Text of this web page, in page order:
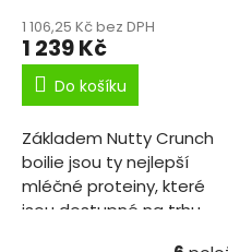
1 106,25 Kč bez DPH
1 239 Kč
Do košíku
Základem Nutty Crunch
boilie jsou ty nejlepší
mléčné proteiny, které
jsou dostupné na trhu,